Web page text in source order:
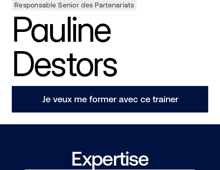
Responsable Senior des Partenariats
Pauline
Destors
Je veux me former avec ce trainer
Expertise